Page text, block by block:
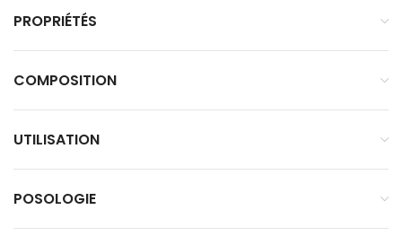
PROPRIÉTÉS
COMPOSITION
UTILISATION
POSOLOGIE